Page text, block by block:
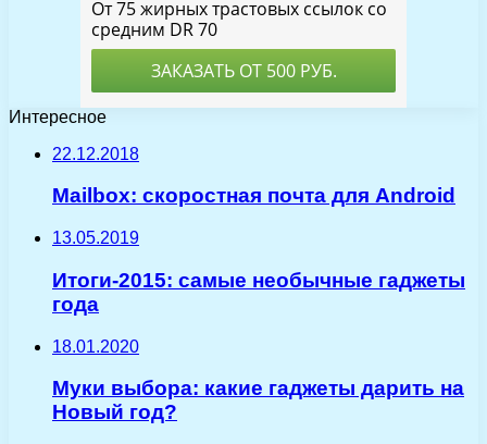
Интересное
22.12.2018
Mailbox: скоростная почта для Android
13.05.2019
Итоги-2015: самые необычные гаджеты
года
18.01.2020
Муки выбора: какие гаджеты дарить на
Новый год?